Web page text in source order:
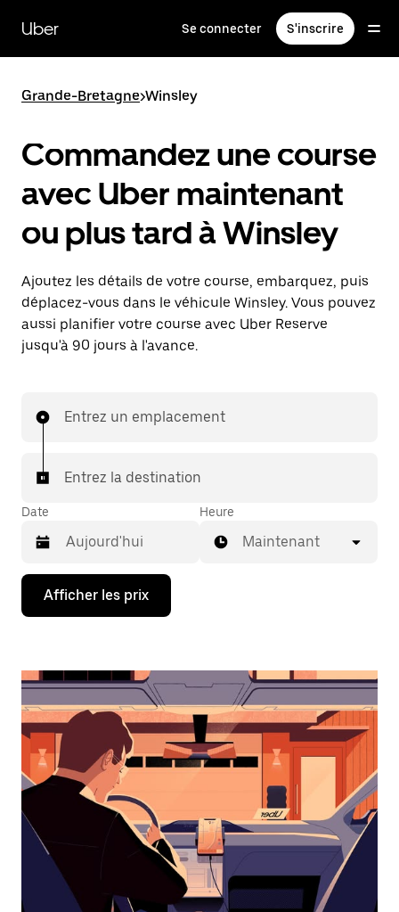
contenu
principal
Uber Se connecter S'inscrire
Grande-Bretagne>Winsley
Commandez une course
avec Uber maintenant
ou plus tard à Winsley
Ajoutez les détails de votre course, embarquez, puis
déplacez-vous dans le véhicule Winsley. Vous pouvez
aussi planifier votre course avec Uber Reserve
jusqu'à 90 jours à l'avance.
Entrez un emplacement
Entrez la destination
Date
Appuyez
la
bas
interagir
avec
calendrier
et
sélectionner
une
date.
Appuyez
d'échappement
Heure
Maintenant
Afficher les prix